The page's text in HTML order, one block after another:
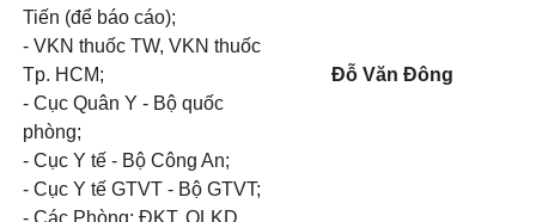
Tiến (để báo cáo);
- VKN thuốc TW, VKN thuốc
Tp. HCM;
- Cục Quân Y - Bộ quốc
phòng;
- Cục Y tế - Bộ Công An;
- Cục Y tế GTVT - Bộ GTVT;
- Các Phòng: ĐKT, QLKD
Đỗ Văn Đông